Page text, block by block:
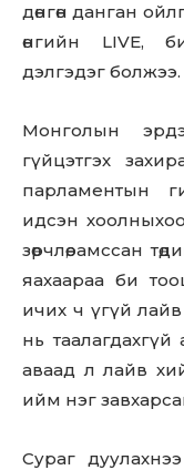
дөнгөн данган
өнгийн LIVE,
дэлгэдэг болжээ.
Монголын
гүйцэтгэх
парламентын
идсэн
зөрчлөө, амссан
яахаараа би
ичиx ч үгүй лайв
нь
аваад л лайв
ийм нэг
Сураг